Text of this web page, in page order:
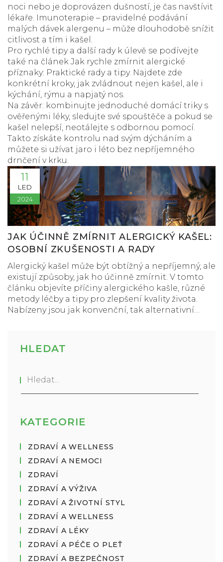
noci nebo je doprovázen dušností, je čas navštívit
lékaře. Imunoterapie – pravidelné podávání
malých dávek alergenu – může dlouhodobě snížit
citlivost a tím i kašel.
Pro rychlé tipy a další rady k úlevě se podívejte
také na článek Jak rychle zmírnit alergické
příznaky: Praktické rady a tipy. Najdete zde
konkrétní kroky, jak zvládnout nejen kašel, ale i
kýchání, rýmu a napjatý nos.
Na závěr: kombinujte jednoduché domácí triky s
ověřenými léky, sledujte své spouštěče a pokud se
kašel nelepší, neotálejte s odbornou pomocí.
Takto získáte kontrolu nad svým dýcháním a
můžete si užívat jaro i léto bez nepříjemného
drnčení v krku.
11
LED
2024
JAK ÚČINNĚ ZMÍRNIT ALERGICKÝ KAŠEL:
OSOBNÍ ZKUŠENOSTI A RADY
Alergický kašel může být obtížný a nepříjemný, ale
existují způsoby, jak ho účinně zmírnit. V tomto
článku objevíte příčiny alergického kašle, různé
metody léčby a tipy pro zlepšení kvality života.
Nabízeny jsou jak konvenční, tak alternativní
doplňková terapie.
HLEDAT
KATEGORIE
ZDRAVÍ A WELLNESS
ZDRAVÍ A NEMOCI
ZDRAVÍ
ZDRAVÍ A VÝŽIVA
ZDRAVÍ A ŽIVOTNÍ STYL
ZDRAVÍ A WELLNESS
ZDRAVÍ A LÉKY
ZDRAVÍ A PÉČE O PLEŤ
ZDRAVÍ A BEZPEČNOST